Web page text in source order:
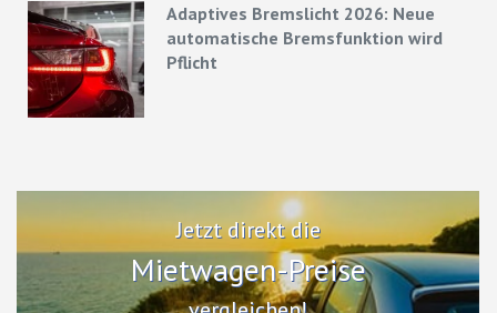
Adaptives Bremslicht 2026: Neue
automatische Bremsfunktion wird
Pflicht
Jetzt direkt die
Mietwagen-Preise